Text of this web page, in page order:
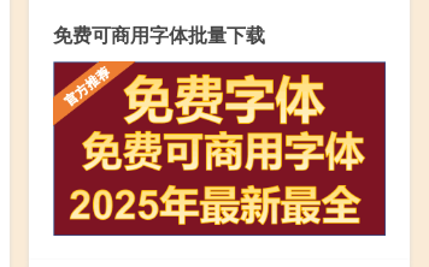
免费可商用字体批量下载